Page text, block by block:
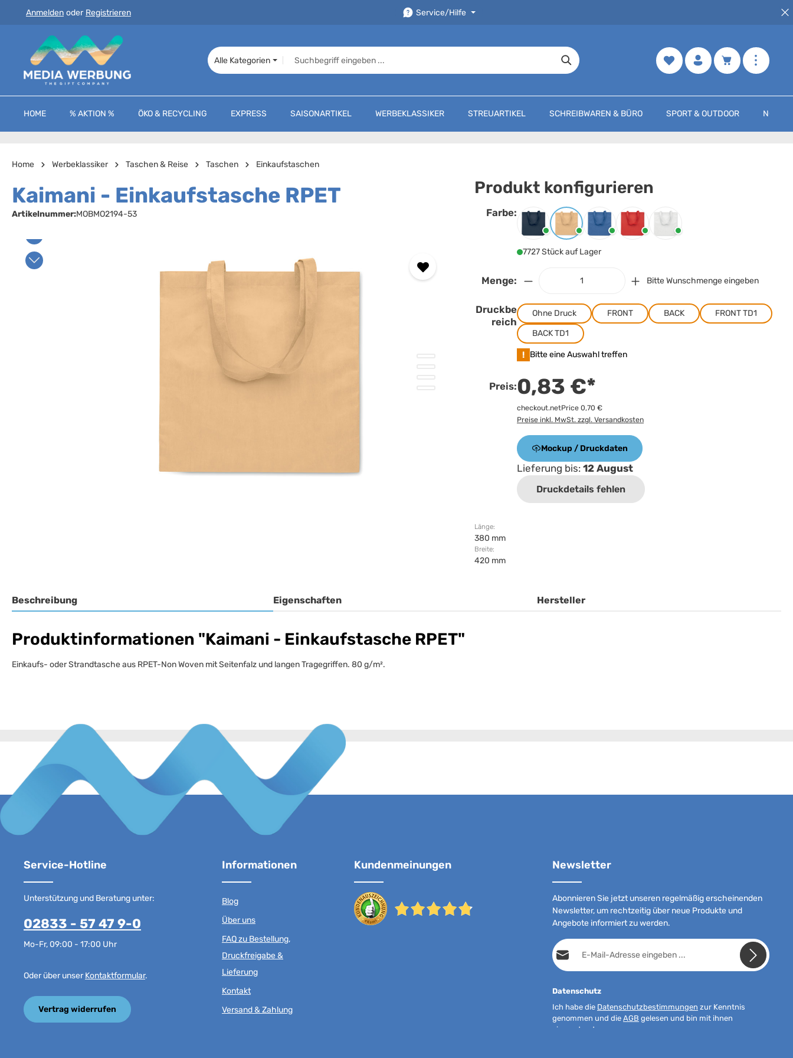
Hauptinhalt springen
Zur Suche springen
Zur Hauptnavigation springen
Anmelden oder Registrieren Service/Hilfe
Alle Kategorien
Merkzettel Warenkorb
HOME % AKTION % ÖKO & RECYCLING EXPRESS SAISONARTIKEL WERBEKLASSIKER STREUARTIKEL SCHREIBWAREN & BÜRO SPORT & OUTDOOR NOCH
Home Werbeklassiker Taschen & Reise Taschen Einkaufstaschen
Kaimani - Einkaufstasche RPET
Artikelnummer:MOBMO2194-53
Bildergalerie überspringen
Produkt konfigurieren
Farbe: Farbeauswählen
Blau Elfenbein Königsblau Rot Weiss
7727 Stück auf Lager
Menge: Bitte Wunschmenge eingeben
Druckbe
reich
Ohne Druck FRONT BACK
FRONT TD1
BACK TD1
! Bitte eine Auswahl treffen
Preis:0,83 €*
checkout.netPrice 0,70 €
Preise inkl. MwSt. zzgl. Versandkosten
Mockup / Druckdaten
Lieferung bis: 12 August
Druckdetails fehlen
Länge:
380 mm
Breite:
420 mm
Beschreibung Eigenschaften Hersteller
Produktinformationen "Kaimani - Einkaufstasche RPET"
Einkaufs- oder Strandtasche aus RPET-Non Woven mit Seitenfalz und langen Tragegriffen. 80 g/m².
Service-Hotline
Unterstützung und Beratung unter:
02833 - 57 47 9-0
Mo-Fr, 09:00 - 17:00 Uhr
Oder über unserKontaktformular.
Vertrag widerrufen
Informationen
Blog
Über uns
FAQ zu Bestellung,
Druckfreigabe &
Lieferung
Kontakt
Versand & Zahlung
Kundenmeinungen Newsletter
Abonnieren Sie jetzt unseren regelmäßig erscheinenden
Newsletter, um rechtzeitig über neue Produkte und
Angebote informiert zu werden.
E-Mail-Adresse*
Datenschutz
Ich habe die Datenschutzbestimmungen zur Kenntnis
genommen und die AGB gelesen und bin mit ihnen
einverstanden.